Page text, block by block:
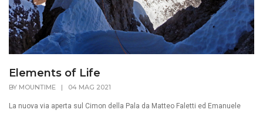
Elements of Life
BY MOUNTIME | 04 MAG 2021
La nuova via aperta sul Cimon della Pala da Matteo Faletti ed Emanuele